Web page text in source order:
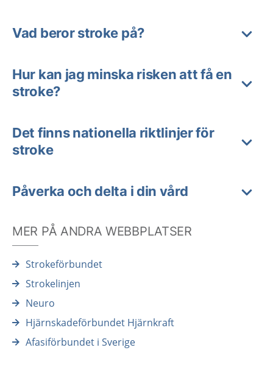
Vad beror stroke på?
Hur kan jag minska risken att få en
stroke?
Det finns nationella riktlinjer för
stroke
Påverka och delta i din vård
MER PÅ ANDRA WEBBPLATSER
Strokeförbundet
Strokelinjen
Neuro
Hjärnskadeförbundet Hjärnkraft
Afasiförbundet i Sverige